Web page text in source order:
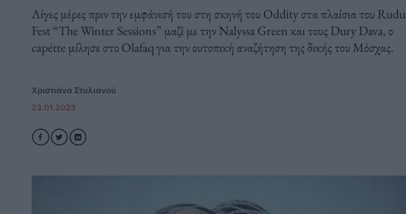
Λίγες μέρες πριν την εμφάνισή του στη σκηνή του Oddity στα πλαίσια του Rudu
Fest “The Winter Sessions” μαζί με την Nalyssa Green και τους Dury Dava, ο
capétte μίλησε στο Olafaq για την ουτοπική αναζήτηση της δικής του Μόσχας.
Χριστιάνα Στυλιανού
23.01.2023